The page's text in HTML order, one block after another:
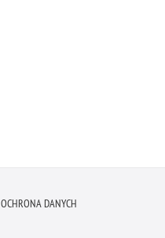
OCHRONA DANYCH